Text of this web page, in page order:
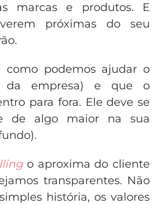
marcas e produtos. E
próximas do seu
como podemos ajudar o
da empresa) e que o
para fora. Ele deve se
de algo maior na sua
o aproxima do cliente
transparentes. Não
história, os valores